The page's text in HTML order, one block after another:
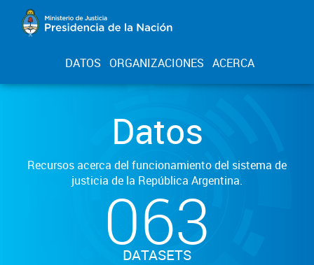
DATOS ORGANIZACIONES ACERCA
Datos
Recursos acerca del funcionamiento del sistema de
justicia de la República Argentina.
063
DATASETS